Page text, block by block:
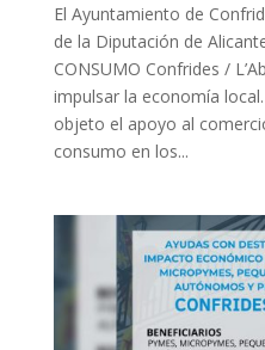
El Ayuntamiento de
de la Diputación de
CONSUMO Confrides /
impulsar la economía
objeto el apoyo al
consumo en los...